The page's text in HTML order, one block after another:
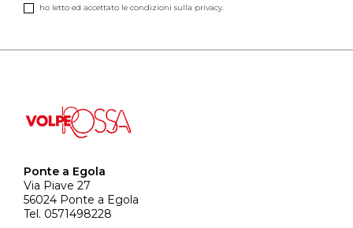
ho letto ed accettato le condizioni sulla privacy.
Ponte a Egola
Via Piave 27
56024 Ponte a Egola
Tel. 0571498228